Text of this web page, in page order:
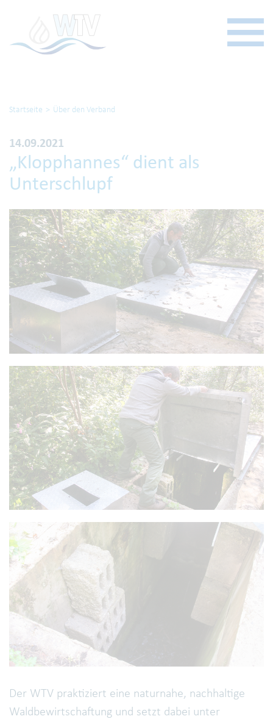
Startseite Über den Verband
14.09.2021
„Klopphannes“ dient als
Unterschlupf
Der WTV praktiziert eine naturnahe, nachhaltige
Waldbewirtschaftung und setzt dabei unter